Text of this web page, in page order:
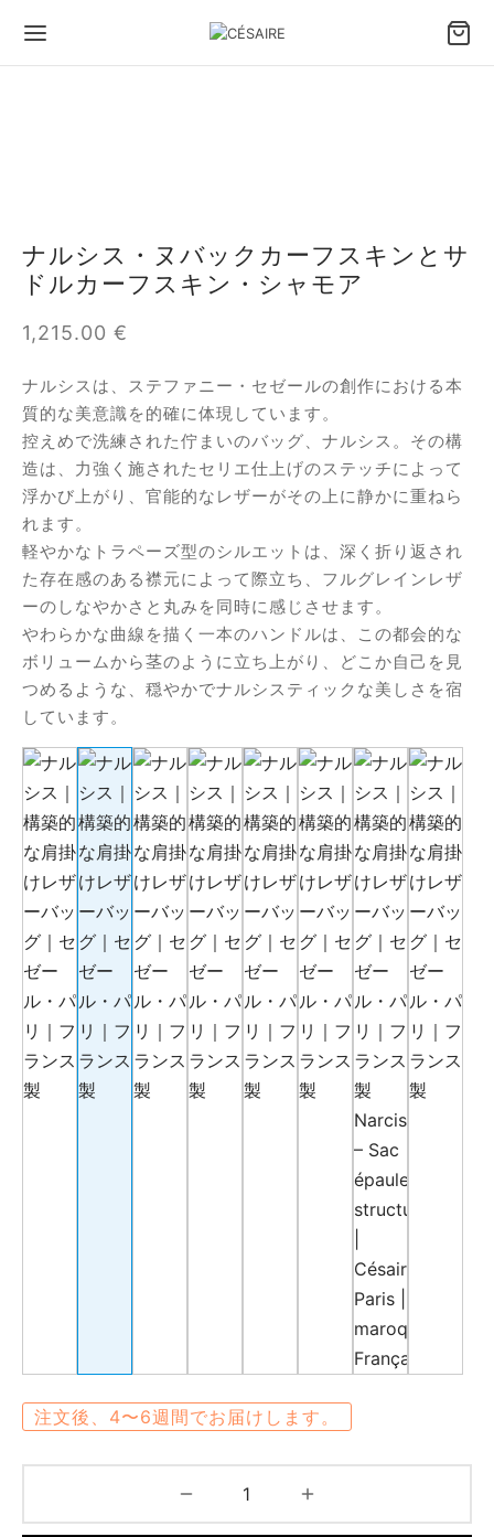
ナルシス・ヌバックカーフスキンとサ
ドルカーフスキン・シャモア
1,215.00 €
ナルシスは、ステファニー・セゼールの創作における本
質的な美意識を的確に体現しています。
控えめで洗練された佇まいのバッグ、ナルシス。その構
造は、力強く施されたセリエ仕上げのステッチによって
浮かび上がり、官能的なレザーがその上に静かに重ねら
れます。
軽やかなトラペーズ型のシルエットは、深く折り返され
た存在感のある襟元によって際立ち、フルグレインレザ
ーのしなやかさと丸みを同時に感じさせます。
やわらかな曲線を描く一本のハンドルは、この都会的な
ボリュームから茎のように立ち上がり、どこか自己を見
つめるような、穏やかでナルシスティックな美しさを宿
しています。
注文後、4〜6週間でお届けします。